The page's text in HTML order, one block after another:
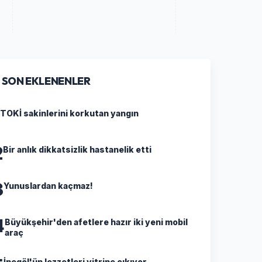
SON EKLENENLER
TOKİ sakinlerini korkutan yangın
Bir anlık dikkatsizlik hastanelik etti
Yunuslardan kaçmaz!
Büyükşehir'den afetlere hazır iki yeni mobil
araç